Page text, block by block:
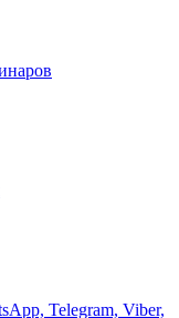
Telegram, Viber,